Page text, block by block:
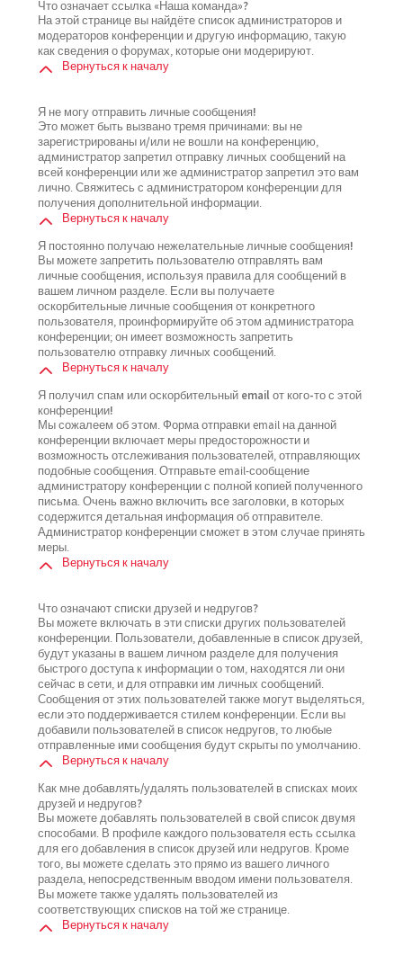
Что означает ссылка «Наша команда»?
На этой странице вы найдёте список администраторов и
модераторов конференции и другую информацию, такую
как сведения о форумах, которые они модерируют.
Вернуться к началу
Я не могу отправить личные сообщения!
Это может быть вызвано тремя причинами: вы не
зарегистрированы и/или не вошли на конференцию,
администратор запретил отправку личных сообщений на
всей конференции или же администратор запретил это вам
лично. Свяжитесь с администратором конференции для
получения дополнительной информации.
Вернуться к началу
Я постоянно получаю нежелательные личные сообщения!
Вы можете запретить пользователю отправлять вам
личные сообщения, используя правила для сообщений в
вашем личном разделе. Если вы получаете
оскорбительные личные сообщения от конкретного
пользователя, проинформируйте об этом администратора
конференции; он имеет возможность запретить
пользователю отправку личных сообщений.
Вернуться к началу
Я получил спам или оскорбительный email от кого-то с этой
конференции!
Мы сожалеем об этом. Форма отправки email на данной
конференции включает меры предосторожности и
возможность отслеживания пользователей, отправляющих
подобные сообщения. Отправьте email-сообщение
администратору конференции с полной копией полученного
письма. Очень важно включить все заголовки, в которых
содержится детальная информация об отправителе.
Администратор конференции сможет в этом случае принять
меры.
Вернуться к началу
Что означают списки друзей и недругов?
Вы можете включать в эти списки других пользователей
конференции. Пользователи, добавленные в список друзей,
будут указаны в вашем личном разделе для получения
быстрого доступа к информации о том, находятся ли они
сейчас в сети, и для отправки им личных сообщений.
Сообщения от этих пользователей также могут выделяться,
если это поддерживается стилем конференции. Если вы
добавили пользователей в список недругов, то любые
отправленные ими сообщения будут скрыты по умолчанию.
Вернуться к началу
Как мне добавлять/удалять пользователей в списках моих
друзей и недругов?
Вы можете добавлять пользователей в свой список двумя
способами. В профиле каждого пользователя есть ссылка
для его добавления в список друзей или недругов. Кроме
того, вы можете сделать это прямо из вашего личного
раздела, непосредственным вводом имени пользователя.
Вы можете также удалять пользователей из
соответствующих списков на той же странице.
Вернуться к началу